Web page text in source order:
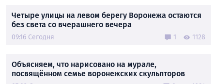
Четыре улицы на левом берегу Воронежа остаются
без света со вчерашнего вечера
09:16 Сегодня 1 1128
Объясняем, что нарисовано на мурале,
посвящённом семье воронежских скульпторов